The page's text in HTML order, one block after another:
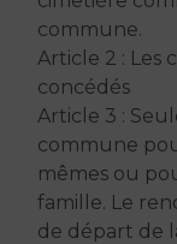
commune.
Article 2 : Les
concédés
Article 3 :
commune
mêmes ou
famille. Le
de départ de